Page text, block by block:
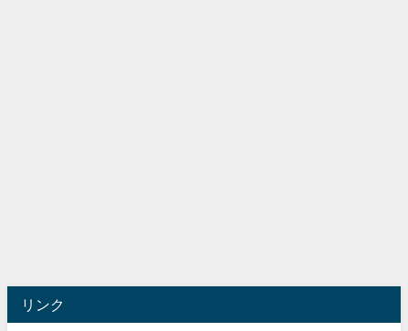
リンク